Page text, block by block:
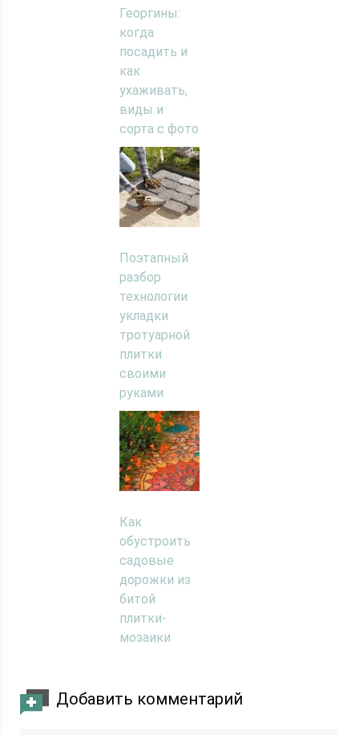
Георгины:
когда
посадить и
как
ухаживать,
виды и
сорта с фото
Поэтапный
разбор
технологии
укладки
тротуарной
плитки
своими
руками
Как
обустроить
садовые
дорожки из
битой
плитки-
мозаики
Добавить комментарий